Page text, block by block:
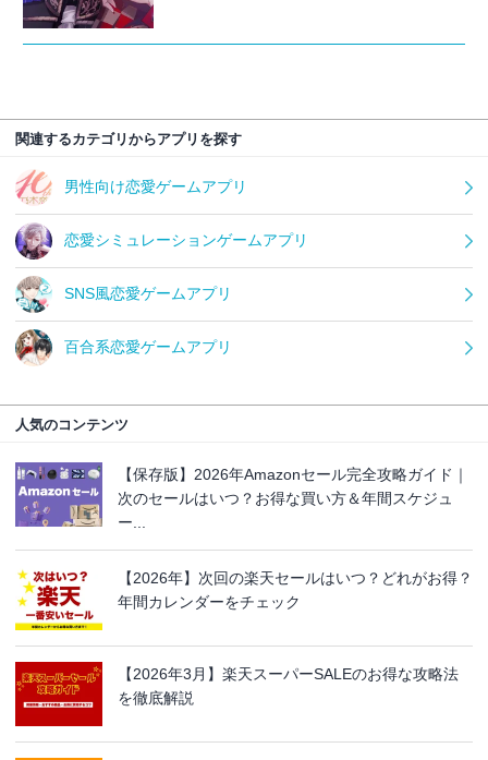
関連するカテゴリからアプリを探す
男性向け恋愛ゲームアプリ
恋愛シミュレーションゲームアプリ
SNS風恋愛ゲームアプリ
百合系恋愛ゲームアプリ
人気のコンテンツ
【保存版】2026年Amazonセール完全攻略ガイド｜
次のセールはいつ？お得な買い方＆年間スケジュ
ー...
【2026年】次回の楽天セールはいつ？どれがお得？
年間カレンダーをチェック
【2026年3月】楽天スーパーSALEのお得な攻略法
を徹底解説